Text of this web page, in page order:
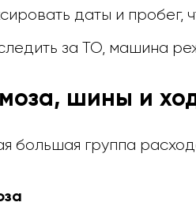
даты и пробег,
за ТО, машина
шины и
большая группа